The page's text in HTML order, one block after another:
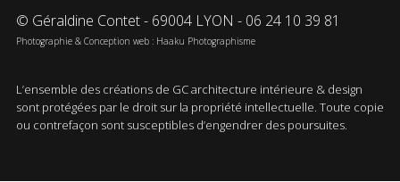
© Géraldine Contet - 69004 LYON - 06 24 10 39 81
Photographie & Conception web : Haaku Photographisme
L’ensemble des créations de GC architecture intérieure & design
sont protégées par le droit sur la propriété intellectuelle. Toute copie
ou contrefaçon sont susceptibles d’engendrer des poursuites.